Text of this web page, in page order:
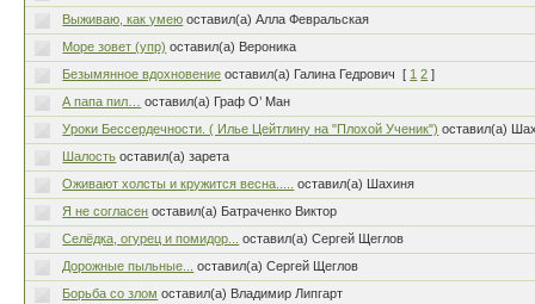
Выживаю, как умею оставил(а) Алла Февральская
Море зовет (упр) оставил(а) Вероника
Безымянное вдохновение оставил(а) Галина Гедрович [ 1 2 ]
А папа пил…
оставил(а) Граф О’ Ман
Уроки Бессердечности. ( Илье Цейтлину на "Плохой Ученик") оставил(а)
Шалость оставил(а) зарета
Оживают холсты и кружится весна.....
оставил(а) Шахиня
Я не согласен оставил(а) Батраченко Виктор
Селёдка, огурец и помидор...
оставил(а) Сергей Щеглов
Дорожные пыльные...
оставил(а) Сергей Щеглов
Борьба со злом оставил(а) Владимир Липгарт